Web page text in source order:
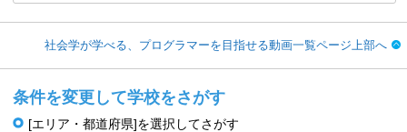
社会学が学べる、プログラマーを目指せる動画一覧ページ上部へ
条件を変更して学校をさがす
[エリア・都道府県]を選択してさがす